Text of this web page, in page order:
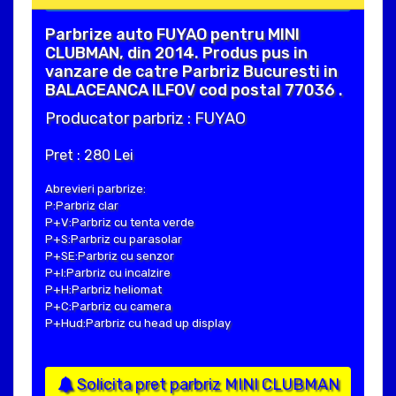
Parbrize auto FUYAO pentru MINI
CLUBMAN, din 2014. Produs pus in
vanzare de catre Parbriz Bucuresti in
BALACEANCA ILFOV cod postal 77036 .
Producator parbriz : FUYAO
Pret : 280 Lei
Abrevieri parbrize:
P:Parbriz clar
P+V:Parbriz cu tenta verde
P+S:Parbriz cu parasolar
P+SE:Parbriz cu senzor
P+I:Parbriz cu incalzire
P+H:Parbriz heliomat
P+C:Parbriz cu camera
P+Hud:Parbriz cu head up display
Solicita pret parbriz MINI CLUBMAN